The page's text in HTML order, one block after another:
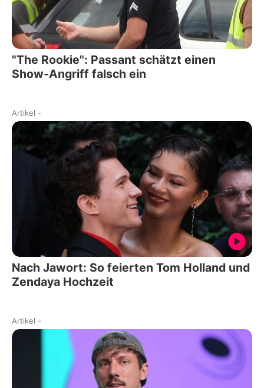
"The Rookie": Passant schätzt einen
Show-Angriff falsch ein
Artikel -
Nach Jawort: So feierten Tom Holland und
Zendaya Hochzeit
Artikel -